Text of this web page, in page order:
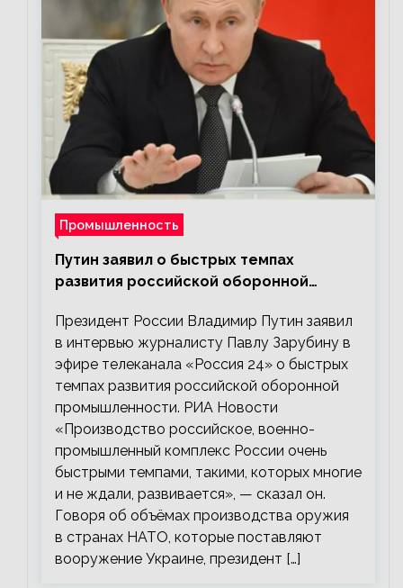
Промышленность
Путин заявил о быстрых темпах
развития российской оборонной
Президент России Владимир Путин заявил
в интервью журналисту Павлу Зарубину в
эфире телеканала «Россия 24» о быстрых
темпах развития российской оборонной
промышленности. РИА Новости
«Производство российское, военно-
промышленный комплекс России очень
быстрыми темпами, такими, которых многие
и не ждали, развивается», — сказал он.
Говоря об объёмах производства оружия
в странах НАТО, которые поставляют
вооружение Украине, президент […]